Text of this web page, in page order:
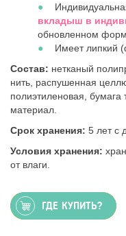
вкладыш в
обновленном
Имеет липкий
Состав: нетканый
нить, распушенная
полиэтиленовая, бумага
материал.
Срок хранения: 5 лет с
Условия хранения:
от влаги.
ГДЕ КУПИТЬ?